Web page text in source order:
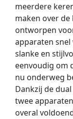
meerdere
maken over
ontworpen
apparaten
slanke en
eenvoudig om
nu onderweg
Dankzij de
twee
overal